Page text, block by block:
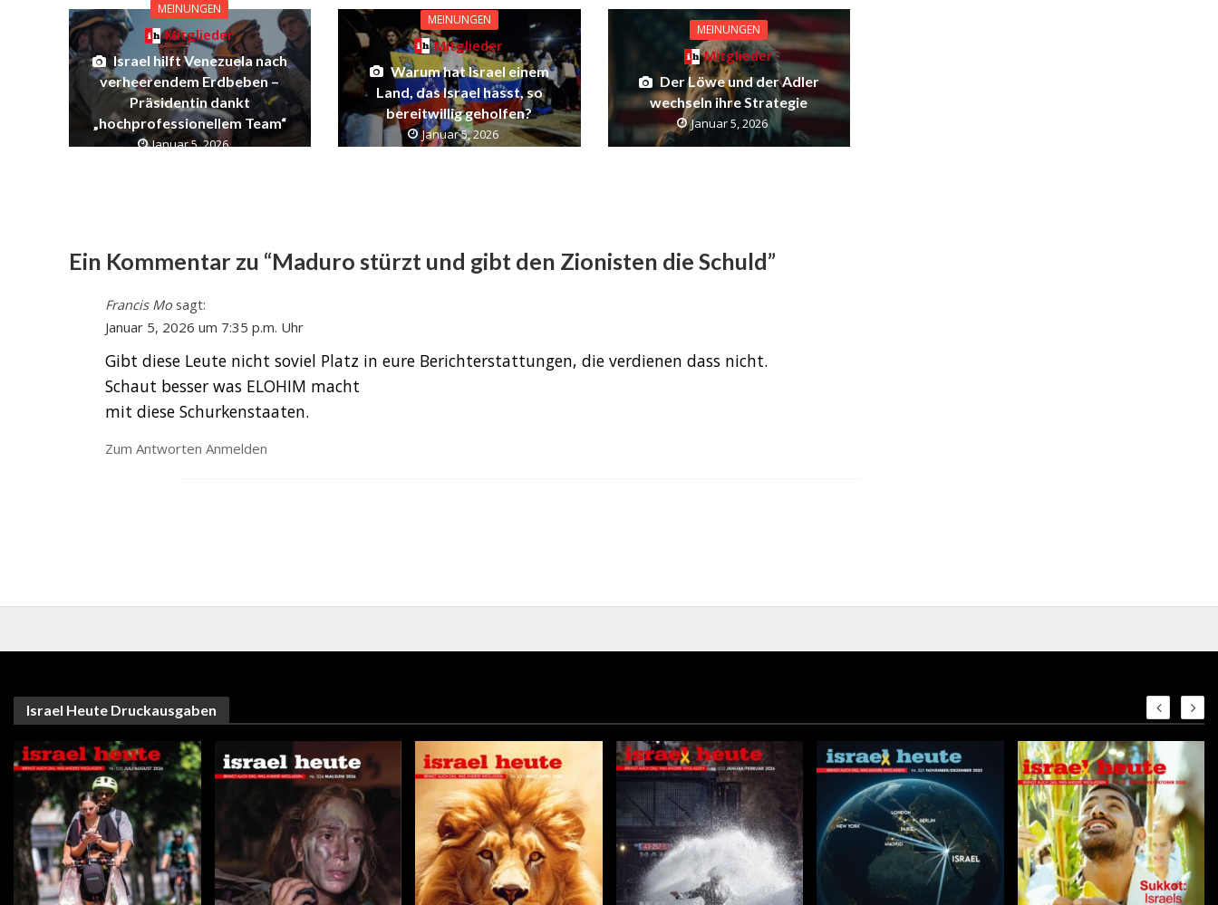
MEINUNGEN
Mitglieder
Israel hilft Venezuela nach
verheerendem Erdbeben –
Präsidentin dankt
„hochprofessionellem Team“
Januar 5, 2026
MEINUNGEN
Mitglieder
Warum hat Israel einem
Land, das Israel hasst, so
bereitwillig geholfen?
Januar 5, 2026
MEINUNGEN
Mitglieder
Der Löwe und der Adler
wechseln ihre Strategie
Januar 5, 2026
Ein Kommentar zu “Maduro stürzt und gibt den Zionisten die Schuld”
Francis Mo sagt:
Januar 5, 2026 um 7:35 p.m. Uhr
Gibt diese Leute nicht soviel Platz in eure Berichterstattungen, die verdienen dass nicht.
Schaut besser was ELOHIM macht
mit diese Schurkenstaaten.
Zum Antworten Anmelden
Israel Heute Druckausgaben